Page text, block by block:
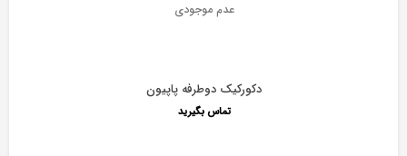
عدم موجودی
دکورکیک دوطرفه پاپیون
تماس بگیرید